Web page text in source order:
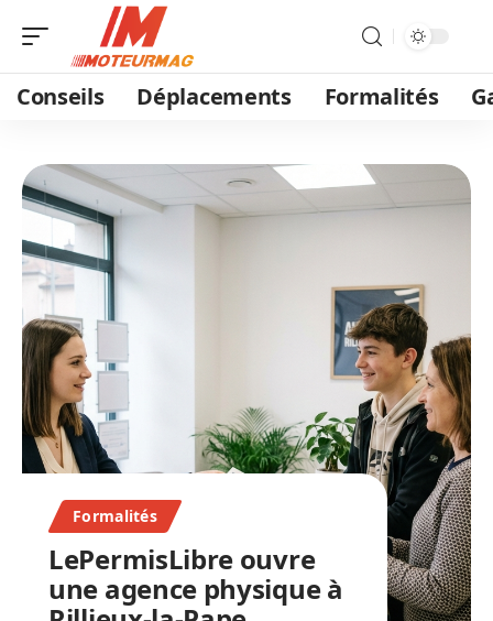
Conseils Déplacements Formalités
Formalités
LePermisLibre ouvre
une agence physique à